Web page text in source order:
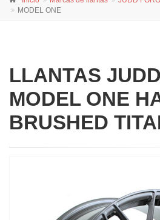
MODEL ONE
LLANTAS
MODEL ONE
BRUSHED